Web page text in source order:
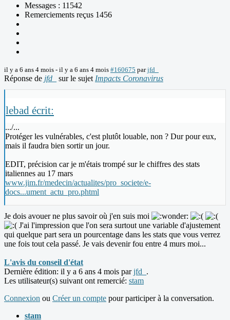
Messages : 11542
Remerciements reçus 1456
il y a 6 ans 4 mois - il y a 6 ans 4 mois #160675 parjfd_
Réponse de jfd_ sur le sujet Impacts Coronavirus
lebad écrit:
.../...
Protéger les vulnérables, c'est plutôt louable, non ? Dur pour eux,
mais il faudra bien sortir un jour.
EDIT, précision car je m'étais trompé sur le chiffres des stats
italiennes au 17 mars
www.jim.fr/medecin/actualites/pro_societe/e-
docs...ument_actu_pro.phtml
Je dois avouer ne plus savoir où j'en suis moi
J'ai l'impression que l'on sera surtout une variable d'ajustement
qui quelque part sera un pourcentage dans les stats que vous verrez
une fois tout cela passé. Je vais devenir fou entre 4 murs moi...
L'avis du conseil d'état
Dernière édition: il y a 6 ans 4 mois parjfd_ .
Les utilisateur(s) suivant ont remercié: stam
Connexion ou Créer un compte pour participer à la conversation.
stam